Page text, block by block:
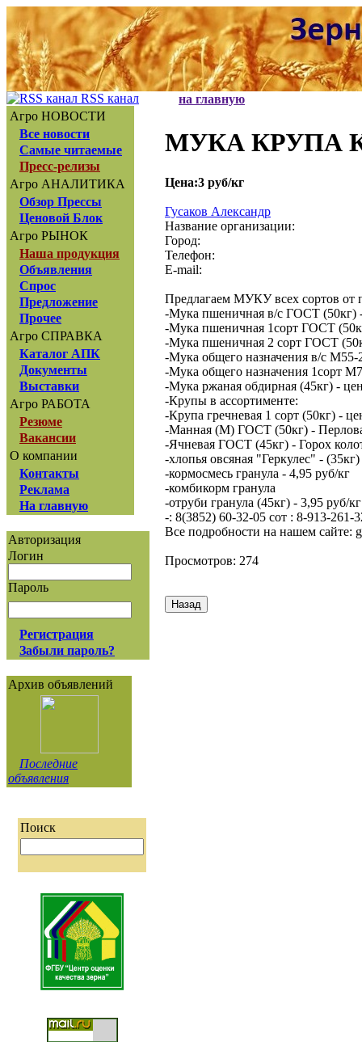
RSS канал
Агро НОВОСТИ
Все новости
Самые читаемые
Пресс-релизы
Агро АНАЛИТИКА
Обзор Прессы
Ценовой Блок
Агро РЫНОК
Наша продукция
Объявления
Спрос
Предложение
Прочее
Агро СПРАВКА
Каталог АПК
Документы
Выставки
Агро РАБОТА
Резюме
Вакансии
О компании
Контакты
Реклама
На главную
Авторизация
Логин
Пароль
Регистрация
Забыли пароль?
Архив объявлений
Последние
объявления
Поиск
на главную
МУКА КРУПА
Цена:3 руб/кг
Гусаков Александр
Название организации:
Город:
Телефон:
E-mail:
Предлагаем МУКУ всех сортов от
-Мука пшеничная в/с ГОСТ (50кг)
-Мука пшеничная 1сорт ГОСТ
-Мука пшеничная 2 сорт ГОСТ
-Мука общего назначения в/с М55-
-Мука общего назначения 1сорт
-Мука ржаная обдирная (45кг) -
-Крупы в ассортименте:
-Крупа гречневая 1 сорт (50кг) -
-Манная (М) ГОСТ (50кг) -
-Ячневая ГОСТ (45кг) - Горох
-хлопья овсяная "Геркулес" -
-кормосмесь гранула - 4,95 руб/кг
-комбикорм гранула
-отруби гранула (45кг) - 3,95 руб/кг
-: 8(3852) 60-32-05 сот : 8-913-261-
Все подробности на нашем сайте:
Просмотров: 274